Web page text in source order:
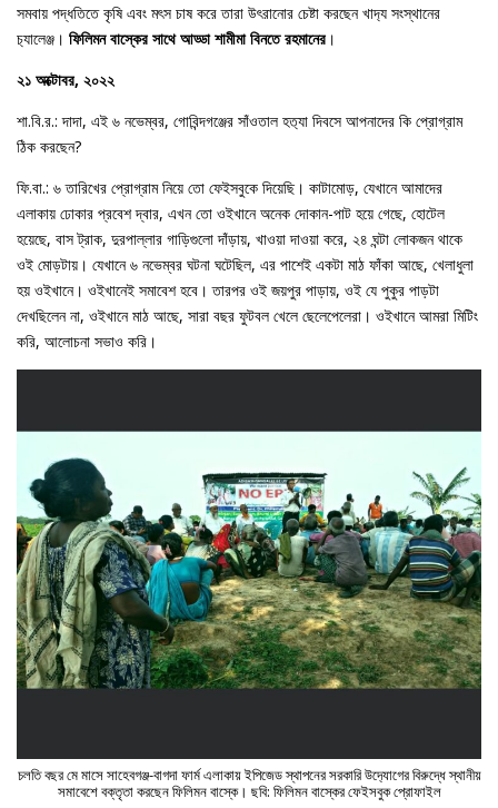
সমবায় পদ্ধতিতে কৃষি এবং মৎস চাষ করে তারা উৎরানোর চেষ্টা করছেন খাদ‍্য সংস্থানের
চ‍্যালেঞ্জ। ফিলিমন বাস্কের সাথে আড্ডা শামীমা বিনতে রহমানের।
২১ অক্টোবর, ২০২২
শা.বি.র.: দাদা, এই ৬ নভেম্বর, গোবিন্দগঞ্জের সাঁওতাল হত‍্যা দিবসে আপনাদের কি প্রোগ্রাম
ঠিক করছেন?
ফি.বা.: ৬ তারিখের প্রোগ্রাম নিয়ে তো ফেইসবুকে দিয়েছি। কাটামোড়, যেখানে আমাদের
এলাকায় ঢোকার প্রবেশ দ্বার, এখন তো ওইখানে অনেক দোকান-পাট হয়ে গেছে, হোটেল
হয়েছে, বাস ট্রাক, দুরপাল্লার গাড়িগুলো দাঁড়ায়, খাওয়া দাওয়া করে, ২৪ ঘন্টা লোকজন থাকে
ওই মোড়টায়। যেখানে ৬ নভেম্বর ঘটনা ঘটেছিল, এর পাশেই একটা মাঠ ফাঁকা আছে, খেলাধুলা
হয় ওইখানে। ওইখানেই সমাবেশ হবে। তারপর ওই জয়পুর পাড়ায়, ওই যে পুকুর পাড়টা
দেখছিলেন না, ওইখানে মাঠ আছে, সারা বছর ফুটবল খেলে ছেলেপেলেরা। ওইখানে আমরা মিটিং
করি, আলোচনা সভাও করি।
চলতি বছর মে মাসে সাহেবগঞ্জ-বাগদা ফার্ম এলাকায় ইপিজেড স্থাপনের সরকারি উদ‍্যোগের বিরুদ্ধে স্থানীয়
সমাবেশে বক্তৃতা করছেন ফিলিমন বাস্কে। ছবি: ফিলিমন বাস্কের ফেইসবুক প্রোফাইল